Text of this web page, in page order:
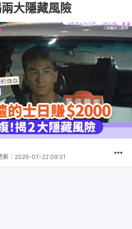
大隱藏風險
新： 2026-07-22 09:31